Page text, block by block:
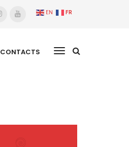
EN FR
CONTACTS